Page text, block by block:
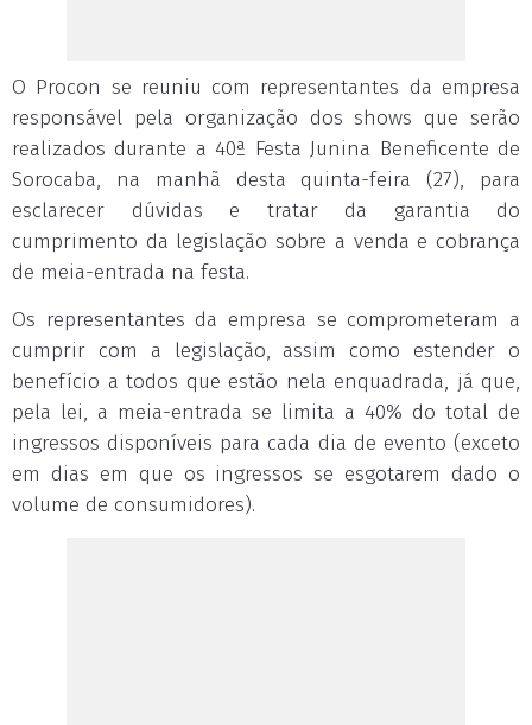
O Procon se reuniu com representantes da empresa
responsável pela organização dos shows que serão
realizados durante a 40ª Festa Junina Beneficente de
Sorocaba, na manhã desta quinta-feira (27), para
esclarecer dúvidas e tratar da garantia do
cumprimento da legislação sobre a venda e cobrança
de meia-entrada na festa.
Os representantes da empresa se comprometeram a
cumprir com a legislação, assim como estender o
benefício a todos que estão nela enquadrada, já que,
pela lei, a meia-entrada se limita a 40% do total de
ingressos disponíveis para cada dia de evento (exceto
em dias em que os ingressos se esgotarem dado o
volume de consumidores).